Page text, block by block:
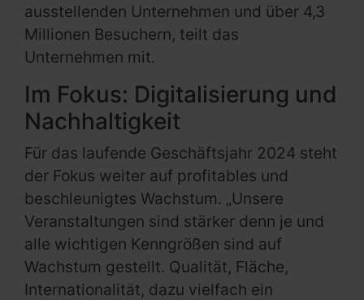
ausstellenden Unternehmen und über 4,3
Millionen Besuchern, teilt das
Unternehmen mit.
Im Fokus: Digitalisierung und
Nachhaltigkeit
Für das laufende Geschäftsjahr 2024 steht
der Fokus weiter auf profitables und
beschleunigtes Wachstum. „Unsere
Veranstaltungen sind stärker denn je und
alle wichtigen Kenngrößen sind auf
Wachstum gestellt. Qualität, Fläche,
Internationalität, dazu vielfach ein